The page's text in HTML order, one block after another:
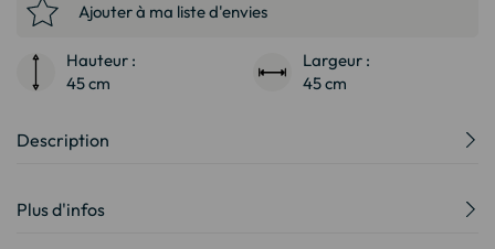
Ajouter à ma liste d'envies
Hauteur :
45 cm
Largeur :
45 cm
Description
Plus d'infos